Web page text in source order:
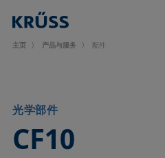
主页 产品与服务 配件
光学部件
CF10
–